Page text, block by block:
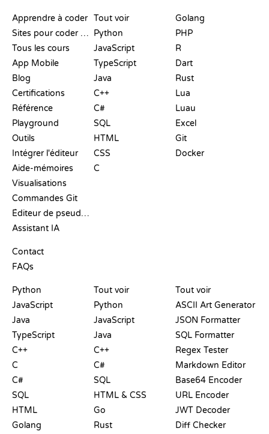
Apprendre à coder
Sites pour coder gratuitement
Tous les cours
App Mobile
Blog
Certifications
Référence
Playground
Outils
Intégrer l'éditeur
Aide-mémoires
Visualisations
Commandes Git
Éditeur de pseudo-code
Assistant IA
Contact
FAQs
Tout voir
Python
JavaScript
TypeScript
Java
C++
C#
SQL
HTML
CSS
C
Golang
PHP
R
Dart
Rust
Lua
Luau
Excel
Git
Docker
Python
JavaScript
Java
TypeScript
C++
C
C#
SQL
HTML
Golang
Tout voir
Python
JavaScript
Java
C++
C#
SQL
HTML & CSS
Go
Rust
Tout voir
ASCII Art Generator
JSON Formatter
SQL Formatter
Regex Tester
Markdown Editor
Base64 Encoder
URL Encoder
JWT Decoder
Diff Checker